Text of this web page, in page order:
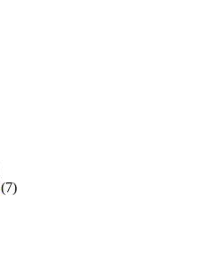
(7)